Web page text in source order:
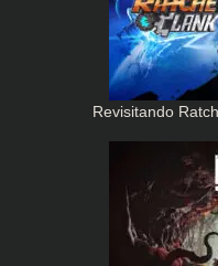
Revisitando